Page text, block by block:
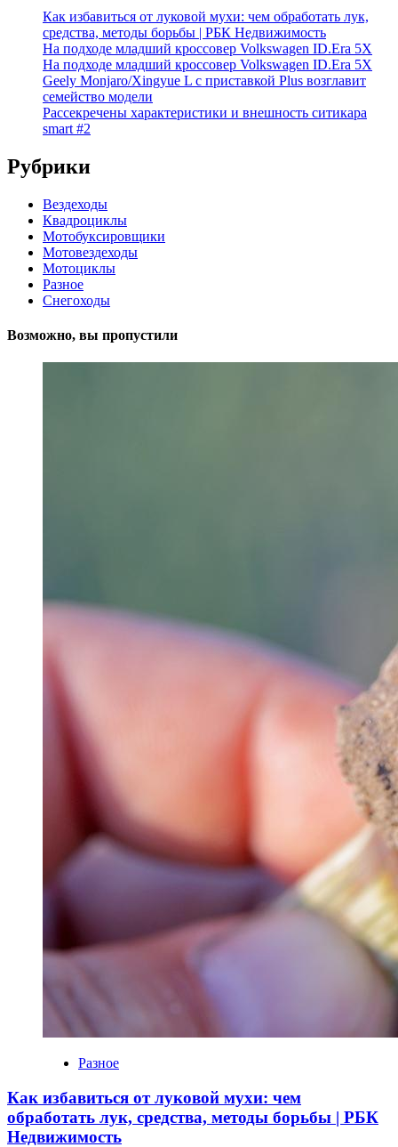
Как избавиться от луковой мухи: чем обработать лук,
средства, методы борьбы | РБК Недвижимость
На подходе младший кроссовер Volkswagen ID.Era 5X
На подходе младший кроссовер Volkswagen ID.Era 5X
Geely Monjaro/Xingyue L с приставкой Plus возглавит
семейство модели
Рассекречены характеристики и внешность ситикара
smart #2
Рубрики
Вездеходы
Квадроциклы
Мотобуксировщики
Мотовездеходы
Мотоциклы
Разное
Снегоходы
Возможно, вы пропустили
Разное
Как избавиться от луковой мухи: чем
обработать лук, средства, методы борьбы | РБК
Недвижимость